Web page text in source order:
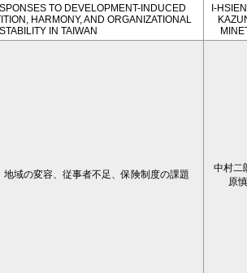
TO DEVELOPMENT-INDUCED
HARMONY, AND ORGANIZATIONAL
STABILITY IN TAIWAN
I-
域の変容、従事者不足、保険制度の課題
中村二
原